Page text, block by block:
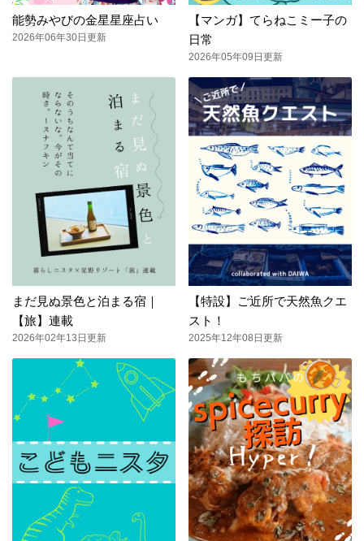
能勢みやびの金星星座占い
2026年06年30日更新
【マンガ】てらねこミー子の
日常
2026年05年09日更新
まだ見ぬ景色と泊まる宿｜
【旅】連載
2026年02年13日更新
【特設】ご近所で天然魚クエ
スト！
2025年12年08日更新